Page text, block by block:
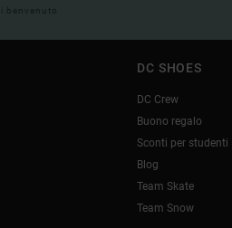
benvenuto
DC SHOES
DC Crew
Buono regalo
Sconti per studenti
Blog
Team Skate
Team Snow